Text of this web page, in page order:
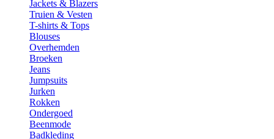
Jackets & Blazers
Truien & Vesten
T-shirts & Tops
Blouses
Overhemden
Broeken
Jeans
Jumpsuits
Jurken
Rokken
Ondergoed
Beenmode
Badkleding